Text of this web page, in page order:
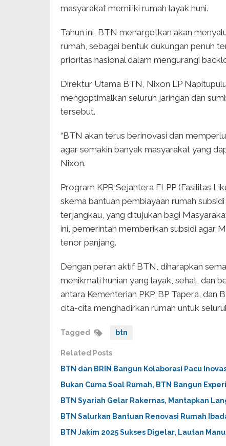
masyarakat memiliki rumah layak huni.
Tahun ini, BTN menargetkan akan
rumah, sebagai bentuk dukungan penuh
prioritas nasional dalam mengurangi
Direktur Utama BTN, Nixon LP
mengoptimalkan seluruh jaringan dan
tersebut.
“BTN akan terus berinovasi dan
agar semakin banyak masyarakat yang
Nixon.
Program KPR Sejahtera FLPP (Fasilitas
skema bantuan pembiayaan rumah
terjangkau, yang ditujukan bagi
ini, pemerintah memberikan subsidi agar
tenor panjang.
Dengan peran aktif BTN, diharapkan
menikmati hunian yang layak, sehat, dan
antara Kementerian PKP, BP Tapera, dan
cita-cita menghadirkan rumah untuk
Tagged btn
Related Posts
BTN dan BRIN Bangun Kolaborasi Pacu
Bukan Cuma Soal Rumah, BTN Bangun
BTN Syariah Gelar Rakernas, Mantapkan
BTN Salurkan Bantuan Renovasi Rumah
BTN Jakim 2025 Sukses Digelar, Lautan